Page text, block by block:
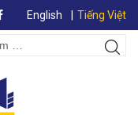
English Tiếng Việt
Tìm